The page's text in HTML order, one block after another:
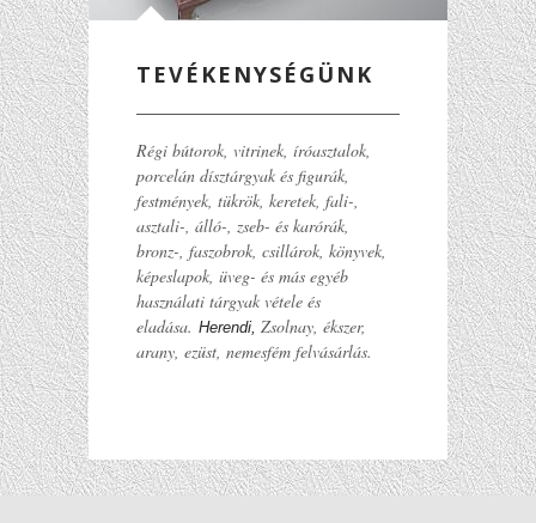
TEVÉKENYSÉGÜNK
Régi bútorok, vitrinek, íróasztalok,
porcelán dísztárgyak és figurák,
festmények, tükrök, keretek, fali-,
asztali-, álló-, zseb- és karórák,
bronz-, faszobrok, csillárok, könyvek,
képeslapok, üveg- és más egyéb
használati tárgyak vétele és
eladása. Herendi, Zsolnay, ékszer,
arany, ezüst, nemesfém felvásárlás.